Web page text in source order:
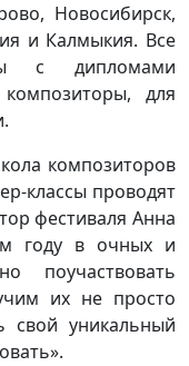
Новосибирск,
и Калмыкия. Все
с дипломами
для
композиторов
классы проводят
фестиваля Анна
году в очных и
поучаствовать
их не просто
свой уникальный